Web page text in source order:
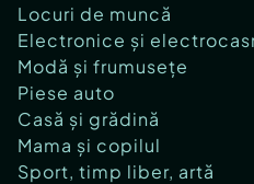
Locuri de muncă
Electronice și
Modă și frumusețe
Piese auto
Casă și grădină
Mama și copilul
Sport, timp liber, artă